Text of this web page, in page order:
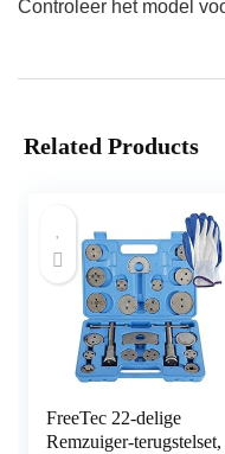
Controleer het model
Related Products
FreeTec 22-delige
Remzuiger-terugstelset,